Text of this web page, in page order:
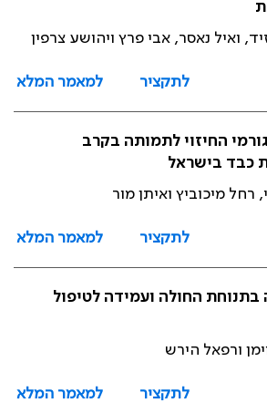
ואיל נאסר, אבי פרץ ויהושע צרפין
לתקציר
למאמר המלא
החיזוי לתמותה בקרב
כבד בישראל
רחל מיכוביץ ואיתן מור
לתקציר
למאמר המלא
בתנוחת החולה ועמידה לטיפול
ורפאל הירש
לתקציר
למאמר המלא